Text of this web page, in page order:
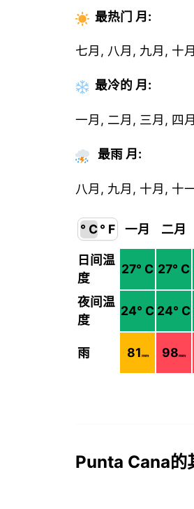
最热门 月:
七月, 八月, 九月, 十月
最冷的 月 :
一月, 二月, 三月, 四月
最雨 月:
八月, 九月, 十月, 十
° C ° F 一月 二月
日间温
度
27° C 27° C
夜间温
度
24° C 24° C
雨 81 mm 98mm
Punta Cana的